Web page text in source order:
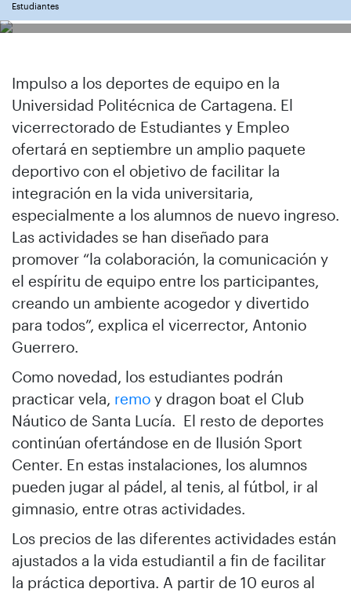
Estudiantes
Impulso a los deportes de equipo en la
Universidad Politécnica de Cartagena. El
vicerrectorado de Estudiantes y Empleo
ofertará en septiembre un amplio paquete
deportivo con el objetivo de facilitar la
integración en la vida universitaria,
especialmente a los alumnos de nuevo ingreso.
Las actividades se han diseñado para
promover “la colaboración, la comunicación y
el espíritu de equipo entre los participantes,
creando un ambiente acogedor y divertido
para todos”, explica el vicerrector, Antonio
Guerrero.
Como novedad, los estudiantes podrán
practicar vela, remo y dragon boat el Club
Náutico de Santa Lucía. El resto de deportes
continúan ofertándose en de Ilusión Sport
Center. En estas instalaciones, los alumnos
pueden jugar al pádel, al tenis, al fútbol, ir al
gimnasio, entre otras actividades.
Los precios de las diferentes actividades están
ajustados a la vida estudiantil a fin de facilitar
la práctica deportiva. A partir de 10 euros al